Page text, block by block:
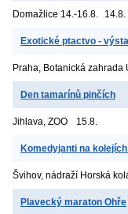
Domažlice 14.-16.8. 14.8.
Exotické ptactvo -
Praha, Botanická zahrada
Den tamarínů pinčích
Jihlava, ZOO 15.8.
Komedyjanti na
Švihov, nádraží Horská
Plavecký maraton Ohře